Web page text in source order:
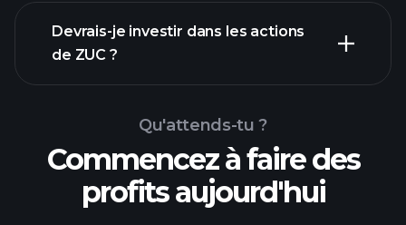
rapports
financiers
Tournois Playtrade
Devrais-je investir dans les actions
de ZUC ?
Qu'attends-tu ?
Commencez à faire des
profits aujourd'hui